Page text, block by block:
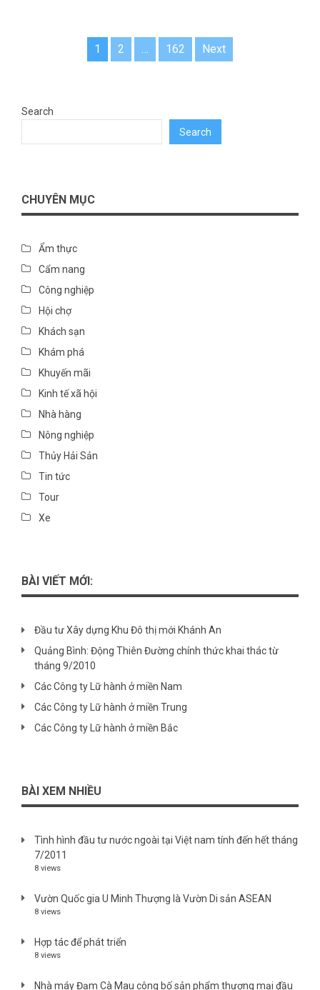
1 2 … 162 Next
Search
Search
CHUYÊN MỤC
Ẩm thực
Cẩm nang
Công nghiệp
Hội chợ
Khách sạn
Khám phá
Khuyến mãi
Kinh tế xã hội
Nhà hàng
Nông nghiệp
Thủy Hải Sản
Tin tức
Tour
Xe
BÀI VIẾT MỚI:
Đầu tư Xây dựng Khu Đô thị mới Khánh An
Quảng Bình: Động Thiên Đường chính thức khai thác từ
tháng 9/2010
Các Công ty Lữ hành ở miền Nam
Các Công ty Lữ hành ở miền Trung
Các Công ty Lữ hành ở miền Bắc
BÀI XEM NHIỀU
Tình hình đầu tư nước ngoài tại Việt nam tính đến hết tháng
7/2011
8 views
Vườn Quốc gia U Minh Thượng là Vườn Di sản ASEAN
8 views
Hợp tác để phát triển
8 views
Nhà máy Đạm Cà Mau công bố sản phẩm thương mại đầu